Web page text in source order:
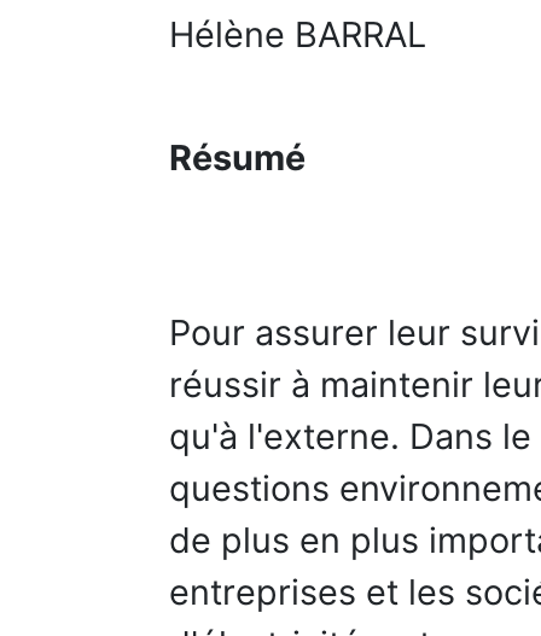
Hélène BARRAL
Résumé
Pour assurer leur
réussir à maintenir
qu'à l'externe. Dans
questions
de plus en plus
entreprises et les